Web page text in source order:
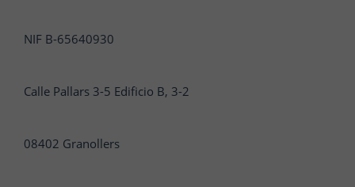
NIF B-65640930
Calle Pallars 3-5 Edificio B, 3-2
08402 Granollers